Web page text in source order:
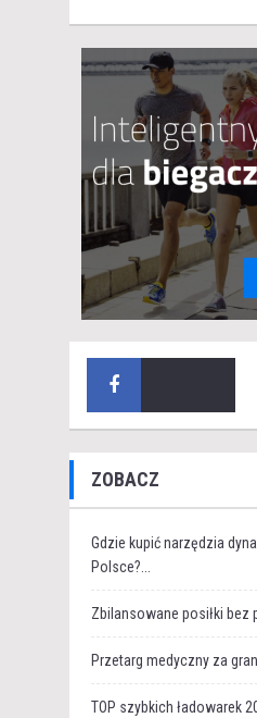
ZOBACZ
Gdzie kupić narzędzia
Polsce?...
Zbilansowane posiłki bez
Przetarg medyczny za
TOP szybkich ładowarek